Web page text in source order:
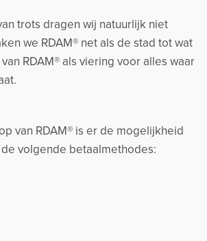
trots dragen wij natuurlijk niet
we RDAM® net als de stad tot wat
RDAM® als viering voor alles waar
van RDAM® is er de mogelijkheid
volgende betaalmethodes: